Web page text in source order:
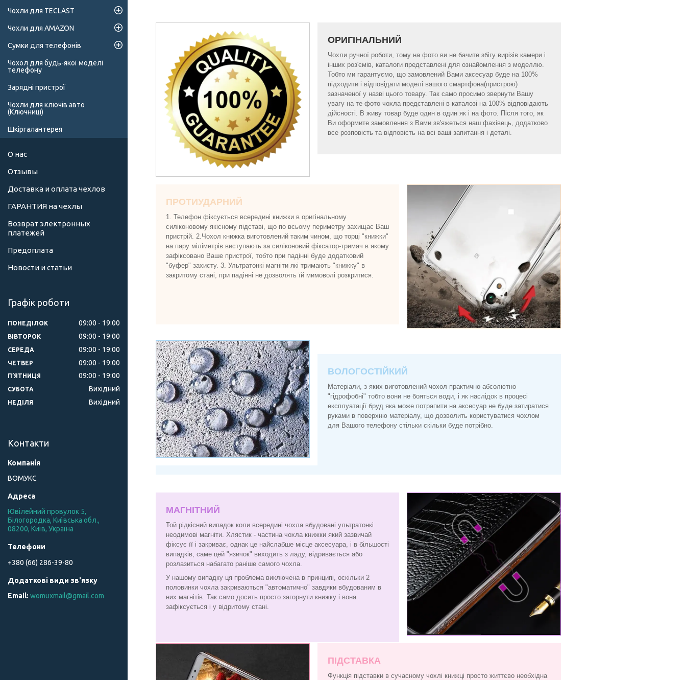
ОРИГІНАЛЬНИЙ
Чохли ручної роботи, тому на фото ви не бачите збігу вирізів камери і
інших роз'ємів, каталоги представлені для ознайомлення з моделлю.
Тобто ми гарантуємо, що замовлений Вами аксесуар буде на 100%
підходити і відповідати моделі вашого смартфона(пристрою)
зазначеної у назві цього товару. Так само просимо звернути Вашу
увагу на те фото чохла представлені в каталозі на 100% відповідають
дійсності. В живу товар буде один в один як і на фото. Після того, як
Ви оформите замовлення з Вами зв'яжеться наш фахівець, додатково
все розповість та відповість на всі ваші запитання і деталі.
ПРОТИУДАРНИЙ
1. Телефон фіксується всередині книжки в оригінальному
силіконовому якісному підставі, що по всьому периметру захищає Ваш
пристрій. 2.Чохол книжка виготовлений таким чином, що торці "книжки"
на пару міліметрів виступають за силіконовий фіксатор-тримач в якому
зафіксовано Ваше пристрої, тобто при падінні буде додатковий
"буфер" захисту. 3. Ультратонкі магніти які тримають "книжку" в
закритому стані, при падінні не дозволять їй мимоволі розкритися.
ВОЛОГОСТІЙКИЙ
Матеріали, з яких виготовлений чохол практично абсолютно
"гідрофобні" тобто вони не бояться води, і як наслідок в процесі
експлуатації бруд яка може потрапити на аксесуар не буде затиратися
руками в поверхню матеріалу, що дозволить користуватися чохлом
для Вашого телефону стільки скільки буде потрібно.
МАГНІТНИЙ
Той рідкісний випадок коли всередині чохла вбудовані ультратонкі
неодимові магніти. Хлястик - частина чохла книжки який зазвичай
фіксує її і закриває, однак це найслабше місце аксесуара, і в більшості
випадків, саме цей "язичок" виходить з ладу, відривається або
розлазиться набагато раніше самого чохла.
У нашому випадку ця проблема виключена в принципі, оскільки 2
половинки чохла закриваються "автоматично" завдяки вбудованим в
них магнітів. Так само досить просто загорнути книжку і вона
зафіксується і у відритому стані.
ПІДСТАВКА
Функція підставки в сучасному чохлі книжці просто життєво необхідна
Чохли для TECLAST
Чохли для AMAZON
Сумки для телефонів
Чохол для будь-якої моделі
телефону
Зарядні пристрої
Чохли для ключів авто
(Ключниці)
Шкіргалантерея
О нас
Отзывы
Доставка и оплата чехлов
ГАРАНТИЯ на чехлы
Возврат электронных
платежей
Предоплата
Новости и статьи
Графік роботи
ПОНЕДІЛОК 09:00 19:00
ВІВТОРОК 09:00 19:00
СЕРЕДА 09:00 19:00
ЧЕТВЕР 09:00 19:00
ПʼЯТНИЦЯ 09:00 19:00
СУБОТА Вихідний
НЕДІЛЯ Вихідний
Контакти
ВОМУКС
Ювілейний провулок 5,
Білогородка, Київська обл.,
08200, Київ, Україна
+380 (66) 286-39-80
womuxmail@gmail.com